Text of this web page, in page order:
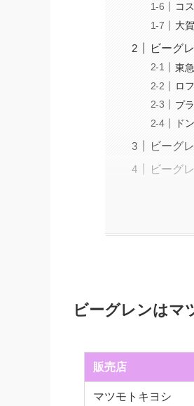
コ
大
ビーグ
東
ロ
プ
ド
ビーグ
ビーグ
ビーグレンはマ
販売店
マツモトキヨシ